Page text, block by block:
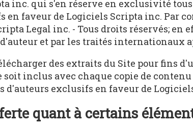
inc. qui s'en réserve en exclusivité
en faveur de Logiciels Scripta inc. Par
Legal inc. - Tous droits réservés; en
et par les traités internationaux
des extraits du Site pour fins
inclus avec chaque copie de
d'auteurs exclusifs en faveur de
quant à certains